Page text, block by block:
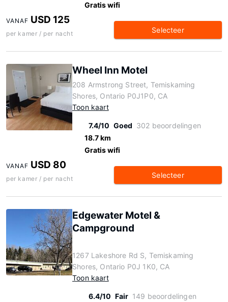
Gratis wifi
VANAF USD 125
per kamer / per nacht Selecteer
Wheel Inn Motel
208 Armstrong Street, Temiskaming
Shores, Ontario P0J1P0, CA
Toon kaart
7.4/10 Goed 302 beoordelingen
18.7 km
Gratis wifi
VANAF USD 80
per kamer / per nacht Selecteer
Edgewater Motel &
Campground
1267 Lakeshore Rd S, Temiskaming
Shores, Ontario P0J 1K0, CA
Toon kaart
6.4/10 Fair 149 beoordelingen